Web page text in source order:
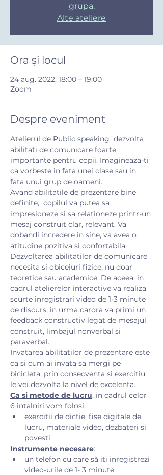
grupa.
Alte ateliere
Ora și locul
24 aug. 2022, 18:00 – 19:00
Zoom
Despre eveniment
Atelierul de Public speaking  dezvolta
abilitati de comunicare foarte
importante pentru copii. Imagineaza-ti
ca vorbeste in fata unei clase sau in
fata unui grup de oameni.
Avand abilitatile de prezentare bine
definite,  copilul va putea sa
impresioneze si sa relationeze printr-un
mesaj construit clar, relevant. Va
dobandi incredere in sine, va avea o
atitudine pozitiva si confortabila.
Dezvoltarea abilitatilor de comunicare
necesita si obiceiuri fizice, nu doar
teoretice sau academice. De aceea, in
cadrul atelierelor interactive va realiza
scurte inregistrari video de 1-3 minute
de discurs, in urma carora va primi un
feedback constructiv legat de mesajul
construit, limbajul nonverbal si
paraverbal.
Invatarea abilitatilor de prezentare este
ca si cum ai invata sa mergi pe
bicicleta, prin consecventa si exercitiu
le vei dezvolta la nivel de excelenta.
Ca si metode de lucru, in cadrul celor
6 intalniri vom folosi:
exercitii de dictie, fise digitale de
lucru, materiale video, dezbateri si
povesti
Instrumente necesare:
un telefon cu care să iti inregistrezi
video-urile de 1- 3 minute